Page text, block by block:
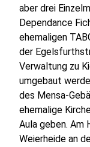
aber drei
Dependance
ehemaligen
der
Verwaltung zu
umgebaut
des Mensa-
ehemalige
Aula geben. Am
Weierheide an